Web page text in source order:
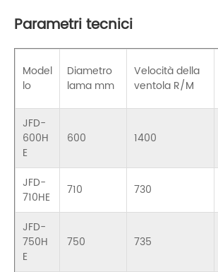
Parametri tecnici
Model
lo
Diametro
lama mm
Velocità della
ventola R/M
JFD-
600H
E
600 1400
JFD-
710HE
710 730
JFD-
750H
E
750 735